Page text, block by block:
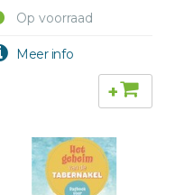
Op voorraad
+